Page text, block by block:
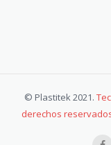
© Plastitek 2021.
derechos